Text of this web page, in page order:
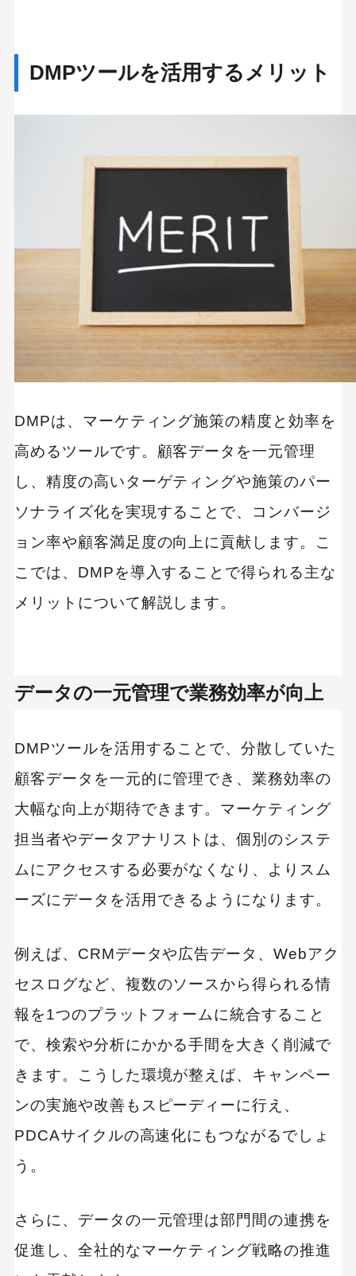
DMPツールを活用するメリット
DMPは、マーケティング施策の精度と効率を
高めるツールです。顧客データを一元管理
し、精度の高いターゲティングや施策のパー
ソナライズ化を実現することで、コンバージ
ョン率や顧客満足度の向上に貢献します。こ
こでは、DMPを導入することで得られる主な
メリットについて解説します。
データの一元管理で業務効率が向上
DMPツールを活用することで、分散していた
顧客データを一元的に管理でき、業務効率の
大幅な向上が期待できます。マーケティング
担当者やデータアナリストは、個別のシステ
ムにアクセスする必要がなくなり、よりスム
ーズにデータを活用できるようになります。
例えば、CRMデータや広告データ、Webアク
セスログなど、複数のソースから得られる情
報を1つのプラットフォームに統合すること
で、検索や分析にかかる手間を大きく削減で
きます。こうした環境が整えば、キャンペー
ンの実施や改善もスピーディーに行え、
PDCAサイクルの高速化にもつながるでしょ
う。
さらに、データの一元管理は部門間の連携を
促進し、全社的なマーケティング戦略の推進